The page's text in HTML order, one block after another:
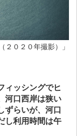
２０２０年撮影）」
ィッシングでヒ
河口西岸は狭い
ずらいが、河口
し利用時間は午